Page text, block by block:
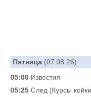
Пятница (07.08.26)
05:00 Известия
05:25 След (Курсы